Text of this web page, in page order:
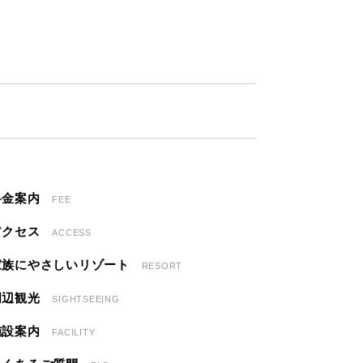
案内 FEE
クセス ACCESS
にやさしいリゾート RESORT
辺観光 SIGHTSEEING
案内 FACILITY